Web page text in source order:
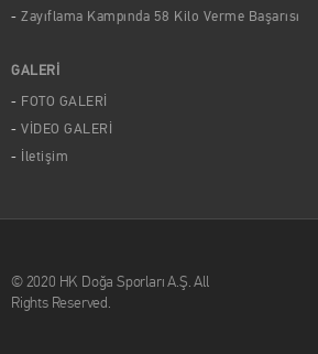
Zayıflama Kampında 58 Kilo Verme Başarısı
GALERİ
FOTO GALERİ
VİDEO GALERİ
İletişim
© 2020 HK Doğa Sporları A.Ş. All
Rights Reserved.